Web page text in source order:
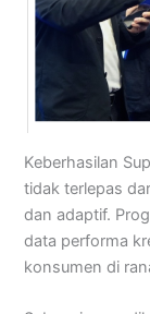
Keberhasilan
tidak terlepas
dan adaptif.
data performa
konsumen di